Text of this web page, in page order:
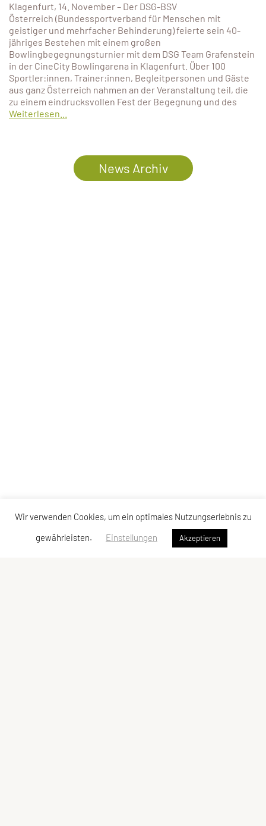
Klagenfurt, 14. November – Der DSG-BSV
Österreich (Bundessportverband für Menschen mit
geistiger und mehrfacher Behinderung) feierte sein 40-
jähriges Bestehen mit einem großen
Bowlingbegegnungsturnier mit dem DSG Team Grafenstein
in der CineCity Bowlingarena in Klagenfurt. Über 100
Sportler:innen, Trainer:innen, Begleitpersonen und Gäste
aus ganz Österreich nahmen an der Veranstaltung teil, die
zu einem eindrucksvollen Fest der Begegnung und des
Weiterlesen...
News Archiv
Wir verwenden Cookies, um ein optimales Nutzungserlebnis zu
gewährleisten.
Einstellungen Akzeptieren